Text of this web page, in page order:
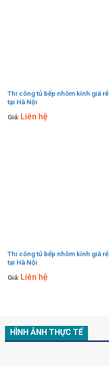
Thi công tủ bếp nhôm kính giá rẻ
tại Hà Nội
Giá: Liên hệ
Thi công tủ bếp nhôm kính giá rẻ
tại Hà Nội
Giá: Liên hệ
HÌNH ẢNH THỰC TẾ